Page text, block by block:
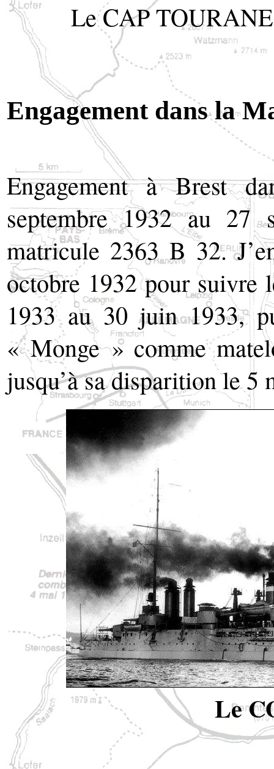
Le CAP TOURANE
Engagement dans la
Engagement à Brest
septembre 1932 au 27
matricule 2363 B 32.
octobre 1932 pour
1933 au 30 juin 1933,
« Monge » comme
jusqu’à sa disparition le 5
Le